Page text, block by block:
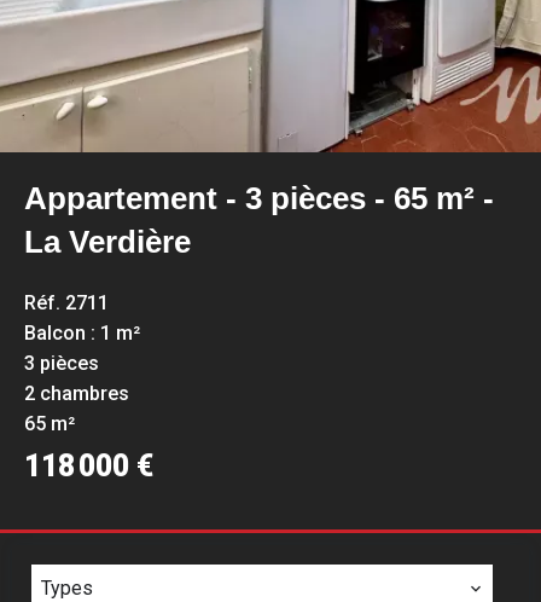
Appartement - 3 pièces - 65 m² -
La Verdière
Réf. 2711
Balcon : 1 m²
3 pièces
2 chambres
65 m²
118 000 €
Types